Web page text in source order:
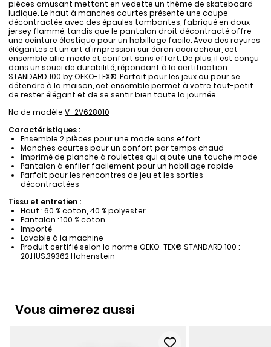
pièces amusant mettant en vedette un thème de skateboard
ludique. Le haut à manches courtes présente une coupe
décontractée avec des épaules tombantes, fabriqué en doux
jersey flammé, tandis que le pantalon droit décontracté offre
une ceinture élastique pour un habillage facile. Avec des rayures
élégantes et un art d'impression sur écran accrocheur, cet
ensemble allie mode et confort sans effort. De plus, il est conçu
dans un souci de durabilité, répondant à la certification
STANDARD 100 by OEKO-TEX®. Parfait pour les jeux ou pour se
détendre à la maison, cet ensemble permet à votre tout-petit
de rester élégant et de se sentir bien toute la journée.
No de modèle V_2V628010
Caractéristiques :
Ensemble 2 pièces pour une mode sans effort
Manches courtes pour un confort par temps chaud
Imprimé de planche à roulettes qui ajoute une touche mode
Pantalon à enfiler facilement pour un habillage rapide
Parfait pour les rencontres de jeu et les sorties
décontractées
Tissu et entretien :
Haut : 60 % coton, 40 % polyester
Pantalon : 100 % coton
Importé
Lavable à la machine
Produit certifié selon la norme OEKO-TEX® STANDARD 100 :
20.HUS.39362 Hohenstein
Vous aimerez aussi